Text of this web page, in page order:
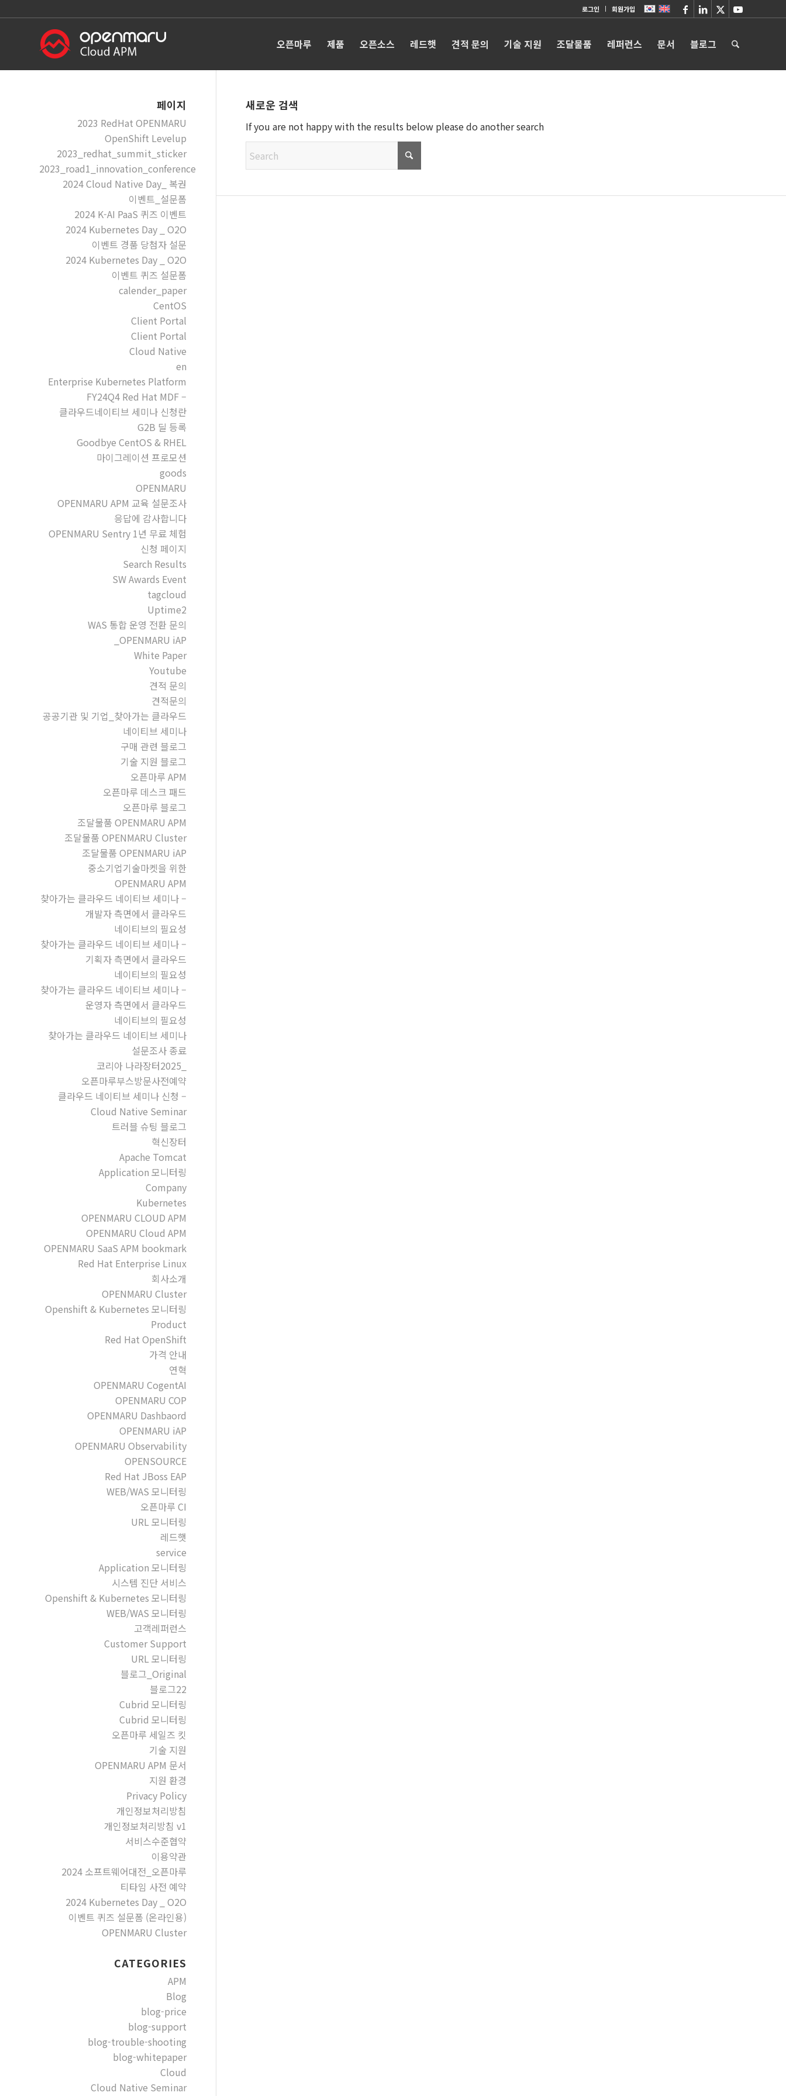
로그인 회원가입
오픈마루 제품 오픈소스 레드햇 견적 문의 기술 지원 조달물품 레퍼런스 문서 블로그
새로운 검색
If you are not happy with the results below please do another search
페이지
2023 RedHat OPENMARU
OpenShift Levelup
2023_redhat_summit_sticker
2023_road1_innovation_conference
2024 Cloud Native Day_ 복권
이벤트_설문폼
2024 K-AI PaaS 퀴즈 이벤트
2024 Kubernetes Day _ O2O
이벤트 경품 당첨자 설문
2024 Kubernetes Day _ O2O
이벤트 퀴즈 설문폼
calender_paper
CentOS
Client Portal
Client Portal
Cloud Native
en
Enterprise Kubernetes Platform
FY24Q4 Red Hat MDF –
클라우드네이티브 세미나 신청란
G2B 딜 등록
Goodbye CentOS & RHEL
마이그레이션 프로모션
goods
OPENMARU
OPENMARU APM 교육 설문조사
응답에 감사합니다
OPENMARU Sentry 1년 무료 체험
신청 페이지
Search Results
SW Awards Event
tagcloud
Uptime2
WAS 통합 운영 전환 문의
_OPENMARU iAP
White Paper
Youtube
견적 문의
견적문의
공공기관 및 기업_찾아가는 클라우드
네이티브 세미나
구매 관련 블로그
기술 지원 블로그
오픈마루 APM
오픈마루 데스크 패드
오픈마루 블로그
조달물품 OPENMARU APM
조달물품 OPENMARU Cluster
조달물품 OPENMARU iAP
중소기업기술마켓을 위한
OPENMARU APM
찾아가는 클라우드 네이티브 세미나 –
개발자 측면에서 클라우드
네이티브의 필요성
찾아가는 클라우드 네이티브 세미나 –
기획자 측면에서 클라우드
네이티브의 필요성
찾아가는 클라우드 네이티브 세미나 –
운영자 측면에서 클라우드
네이티브의 필요성
찾아가는 클라우드 네이티브 세미나
설문조사 종료
코리아 나라장터2025_
오픈마루부스방문사전예약
클라우드 네이티브 세미나 신청 –
Cloud Native Seminar
트러블 슈팅 블로그
혁신장터
Apache Tomcat
Application 모니터링
Company
Kubernetes
OPENMARU CLOUD APM
OPENMARU Cloud APM
OPENMARU SaaS APM bookmark
Red Hat Enterprise Linux
회사소개
OPENMARU Cluster
Openshift & Kubernetes 모니터링
Product
Red Hat OpenShift
가격 안내
연혁
OPENMARU CogentAI
OPENMARU COP
OPENMARU Dashbaord
OPENMARU iAP
OPENMARU Observability
OPENSOURCE
Red Hat JBoss EAP
WEB/WAS 모니터링
오픈마루 CI
URL 모니터링
레드햇
service
Application 모니터링
시스템 진단 서비스
Openshift & Kubernetes 모니터링
WEB/WAS 모니터링
고객레퍼런스
Customer Support
URL 모니터링
블로그_Original
블로그22
Cubrid 모니터링
Cubrid 모니터링
오픈마루 세일즈 킷
기술 지원
OPENMARU APM 문서
지원 환경
Privacy Policy
개인정보처리방침
개인정보처리방침 v1
서비스수준협약
이용약관
2024 소프트웨어대전_오픈마루
티타임 사전 예약
2024 Kubernetes Day _ O2O
이벤트 퀴즈 설문폼 (온라인용)
OPENMARU Cluster
CATEGORIES
APM
Blog
blog-price
blog-support
blog-trouble-shooting
blog-whitepaper
Cloud
Cloud Native Seminar